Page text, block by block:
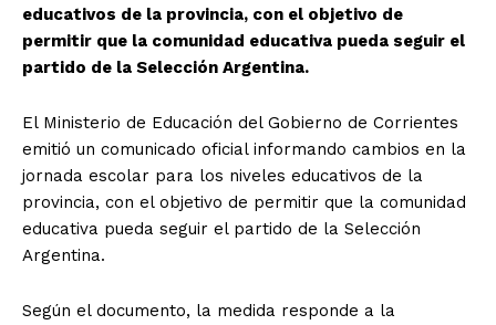
educativos de la provincia, con el objetivo de
permitir que la comunidad educativa pueda seguir el
partido de la Selección Argentina.
El Ministerio de Educación del Gobierno de Corrientes
emitió un comunicado oficial informando cambios en la
jornada escolar para los niveles educativos de la
provincia, con el objetivo de permitir que la comunidad
educativa pueda seguir el partido de la Selección
Argentina.
Según el documento, la medida responde a la